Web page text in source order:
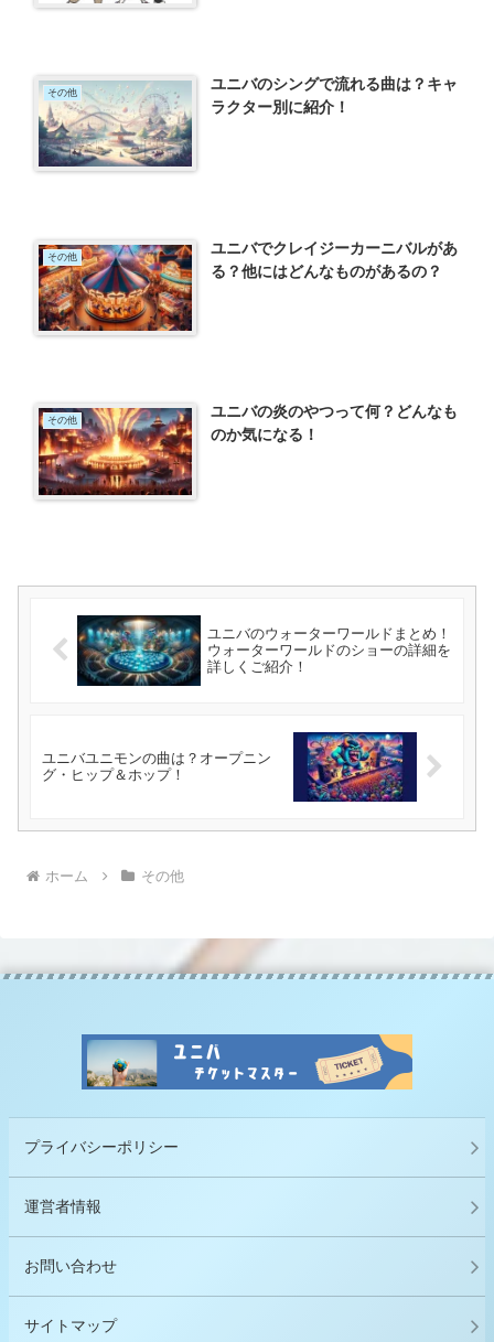
その他
ユニバのシングで流れる曲は？キャ
ラクター別に紹介！
その他
ユニバでクレイジーカーニバルがあ
る？他にはどんなものがあるの？
その他
ユニバの炎のやつって何？どんなも
のか気になる！
ユニバのウォーターワールドまとめ！
ウォーターワールドのショーの詳細を
詳しくご紹介！
ユニバユニモンの曲は？オープニン
グ・ヒップ＆ホップ！
ホーム その他
プライバシーポリシー
運営者情報
お問い合わせ
サイトマップ